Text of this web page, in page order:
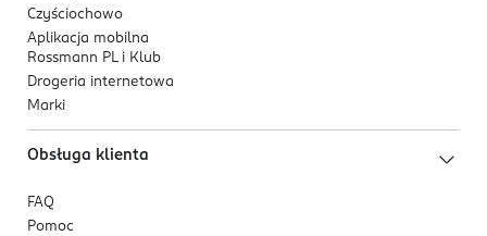
Czyściochowo
Aplikacja mobilna
Rossmann PL i Klub
Drogeria internetowa
Marki
Obsługa klienta
FAQ
Pomoc